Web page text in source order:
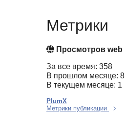
Метрики
Просмотров web
За все время: 358
В прошлом месяце: 8
В текущем месяце: 1
PlumX
Метрики публикации